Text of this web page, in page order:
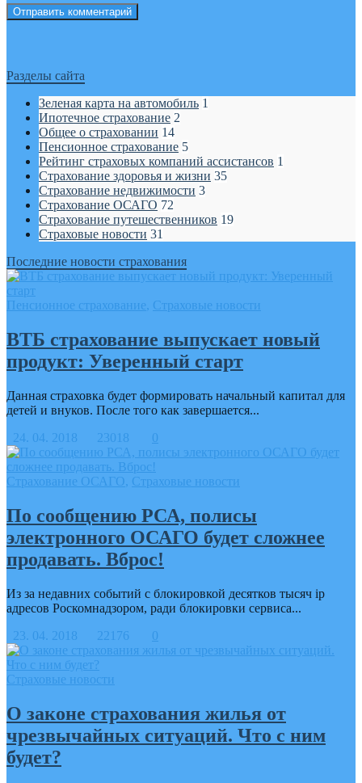
Разделы сайта
Зеленая карта на автомобиль 1
Ипотечное страхование 2
Общее о страховании 14
Пенсионное страхование 5
Рейтинг страховых компаний ассистансов 1
Страхование здоровья и жизни 35
Страхование недвижимости 3
Страхование ОСАГО 72
Страхование путешественников 19
Страховые новости 31
Последние новости страхования
Пенсионное страхование, Страховые новости
ВТБ страхование выпускает новый
продукт: Уверенный старт
Данная страховка будет формировать начальный капитал для
детей и внуков. После того как завершается...
24. 04. 2018
23018 0
Страхование ОСАГО, Страховые новости
По сообщению РСА, полисы
электронного ОСАГО будет сложнее
продавать. Вброс!
Из за недавних событий с блокировкой десятков тысяч ip
адресов Роскомнадзором, ради блокировки сервиса...
23. 04. 2018
22176 0
Страховые новости
О законе страхования жилья от
чрезвычайных ситуаций. Что с ним
будет?